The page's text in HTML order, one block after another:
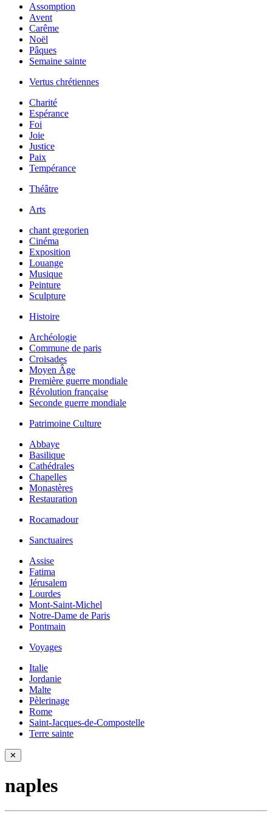
Assomption
Avent
Carême
Noël
Pâques
Semaine sainte
Vertus chrétiennes
Charité
Espérance
Foi
Joie
Justice
Paix
Tempérance
Théâtre
Arts
chant gregorien
Cinéma
Exposition
Louange
Musique
Peinture
Sculpture
Histoire
Archéologie
Commune de paris
Croisades
Moyen Âge
Première guerre mondiale
Révolution française
Seconde guerre mondiale
Patrimoine Culture
Abbaye
Basilique
Cathédrales
Chapelles
Monastères
Restauration
Rocamadour
Sanctuaires
Assise
Fatima
Jérusalem
Lourdes
Mont-Saint-Michel
Notre-Dame de Paris
Pontmain
Voyages
Italie
Jordanie
Malte
Pèlerinage
Rome
Saint-Jacques-de-Compostelle
Terre sainte
✕
naples